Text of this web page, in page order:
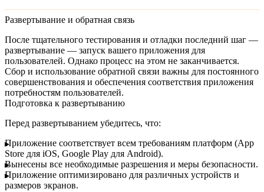
Развертывание и обратная связь
После тщательного тестирования и отладки последний шаг —
развертывание — запуск вашего приложения для
пользователей. Однако процесс на этом не заканчивается.
Сбор и использование обратной связи важны для постоянного
совершенствования и обеспечения соответствия приложения
потребностям пользователей.
Подготовка к развертыванию
Перед развертыванием убедитесь, что:
Приложение соответствует всем требованиям платформ (App
Store для iOS, Google Play для Android).
Вынесены все необходимые разрешения и меры безопасности.
Приложение оптимизировано для различных устройств и
размеров экранов.